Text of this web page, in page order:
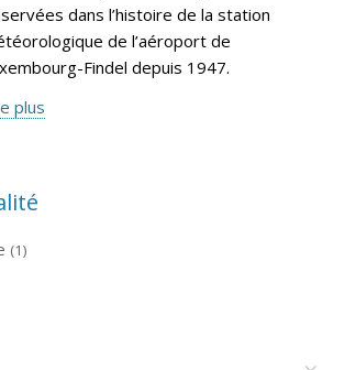
dans l’histoire de la station
de l’aéroport de
Findel depuis 1947.
plus
(1)